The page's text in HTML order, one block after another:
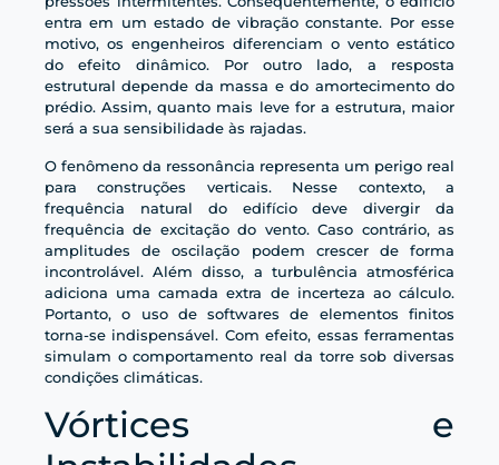
entra em um estado de vibração constante. Por esse
motivo, os engenheiros diferenciam o vento estático
do efeito dinâmico. Por outro lado, a resposta
estrutural depende da massa e do amortecimento do
prédio. Assim, quanto mais leve for a estrutura, maior
será a sua sensibilidade às rajadas.
O fenômeno da ressonância representa um perigo real
para construções verticais. Nesse contexto, a
frequência natural do edifício deve divergir da
frequência de excitação do vento. Caso contrário, as
amplitudes de oscilação podem crescer de forma
incontrolável. Além disso, a turbulência atmosférica
adiciona uma camada extra de incerteza ao cálculo.
Portanto, o uso de softwares de elementos finitos
torna-se indispensável. Com efeito, essas ferramentas
simulam o comportamento real da torre sob diversas
condições climáticas.
Vórtices e